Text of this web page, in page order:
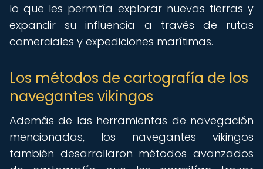
lo que les permitía explorar nuevas tierras y
expandir su influencia a través de rutas
comerciales y expediciones marítimas.
Los métodos de cartografía de los
navegantes vikingos
Además de las herramientas de navegación
mencionadas, los navegantes vikingos
también desarrollaron métodos avanzados